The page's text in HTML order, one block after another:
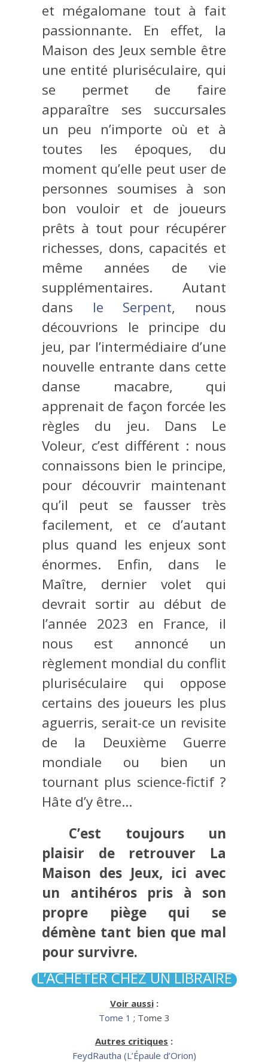
et mégalomane tout à fait
passionnante. En effet, la
Maison des Jeux semble être
une entité pluriséculaire, qui
se permet de faire
apparaître ses succursales
un peu n’importe où et à
toutes les époques, du
moment qu’elle peut user de
personnes soumises à son
bon vouloir et de joueurs
prêts à tout pour récupérer
richesses, dons, capacités et
même années de vie
supplémentaires. Autant
dans le Serpent, nous
découvrions le principe du
jeu, par l’intermédiaire d’une
nouvelle entrante dans cette
danse macabre, qui
apprenait de façon forcée les
règles du jeu. Dans Le
Voleur, c’est différent : nous
connaissons bien le principe,
pour découvrir maintenant
qu’il peut se fausser très
facilement, et ce d’autant
plus quand les enjeux sont
énormes. Enfin, dans le
Maître, dernier volet qui
devrait sortir au début de
l’année 2023 en France, il
nous est annoncé un
règlement mondial du conflit
pluriséculaire qui oppose
certains des joueurs les plus
aguerris, serait-ce un revisite
de la Deuxième Guerre
mondiale ou bien un
tournant plus science-fictif ?
Hâte d’y être…
C’est toujours un
plaisir de retrouver La
Maison des Jeux, ici avec
un antihéros pris à son
propre piège qui se
démène tant bien que mal
pour survivre.
L’ACHETER CHEZ UN LIBRAIRE
Voir aussi:
Tome 1 ; Tome 3
Autres critiques :
FeydRautha (L’Épaule d’Orion)